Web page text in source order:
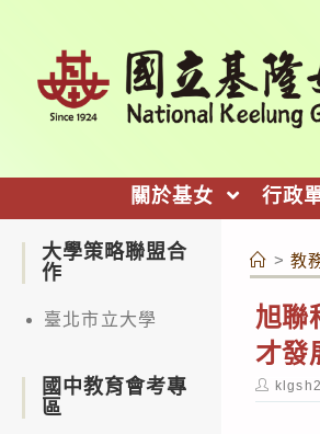
關於基女 行政
> 教
旭聯
才發
Post
author:
大學策略聯盟合
作
臺北市立大學
國中教育會考專
區